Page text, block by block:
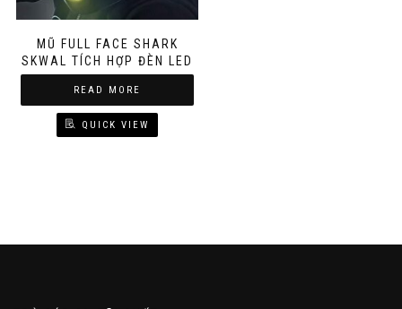
MŨ FULL FACE SHARK
SKWAL TÍCH HỢP ĐÈN LED
READ MORE
QUICK VIEW